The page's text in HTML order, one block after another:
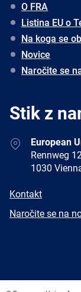
O FRA
Listina EU o
Na koga se
Novice
Naročite se
Stik z
AddressEuropean
Rennweg 12
1030
E-
Kontakt
Newsletter
Naročite se na